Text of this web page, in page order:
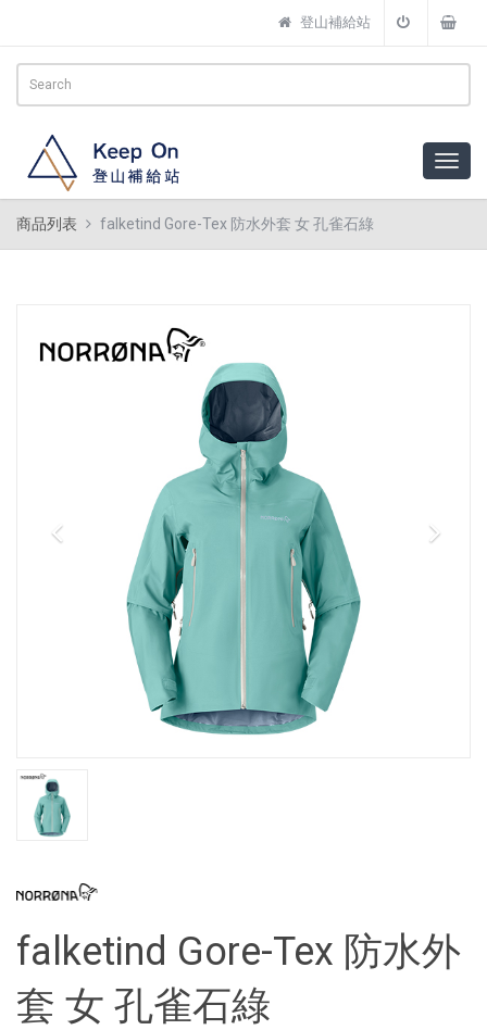
登山補給站
商品列表 falketind Gore-Tex 防水外套 女 孔雀石綠
falketind Gore-Tex 防水外
套 女 孔雀石綠